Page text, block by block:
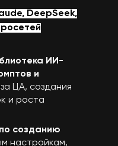
DeepSeek,
созданию
настройкам,
ИИ-
и
ЦА, создания
и роста